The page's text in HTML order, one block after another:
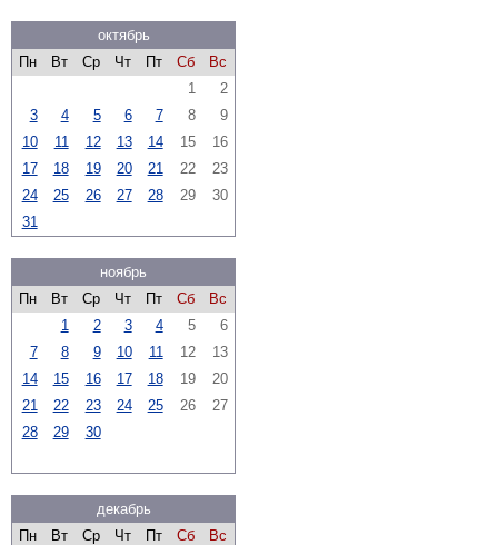
октябрь
Пн
Вт Ср Чт Пт Сб
Вс
1
2
3
4 5 6 7 8
9
10
11 12 13 14 15
16
17
18 19 20 21 22
23
24
25 26 27 28 29
30
31
ноябрь
Пн
Вт Ср Чт Пт Сб
Вс
1
2 3 4 5
6
7
8 9 10 11 12
13
14
15 16 17 18 19
20
21
22 23 24 25 26
27
28
29 30
декабрь
Пн
Вт Ср Чт Пт Сб
Вс